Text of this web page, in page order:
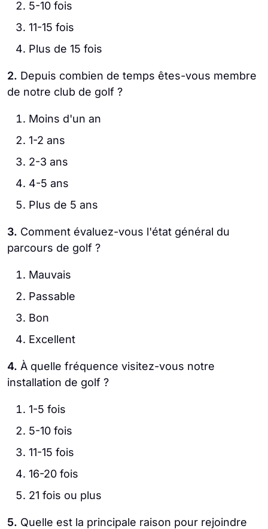
5-10 fois
11-15 fois
Plus de 15 fois
2. Depuis combien de temps êtes-vous membre
de notre club de golf ?
Moins d'un an
1-2 ans
2-3 ans
4-5 ans
Plus de 5 ans
3. Comment évaluez-vous l'état général du
parcours de golf ?
Mauvais
Passable
Bon
Excellent
4. À quelle fréquence visitez-vous notre
installation de golf ?
1-5 fois
5-10 fois
11-15 fois
16-20 fois
21 fois ou plus
5. Quelle est la principale raison pour rejoindre